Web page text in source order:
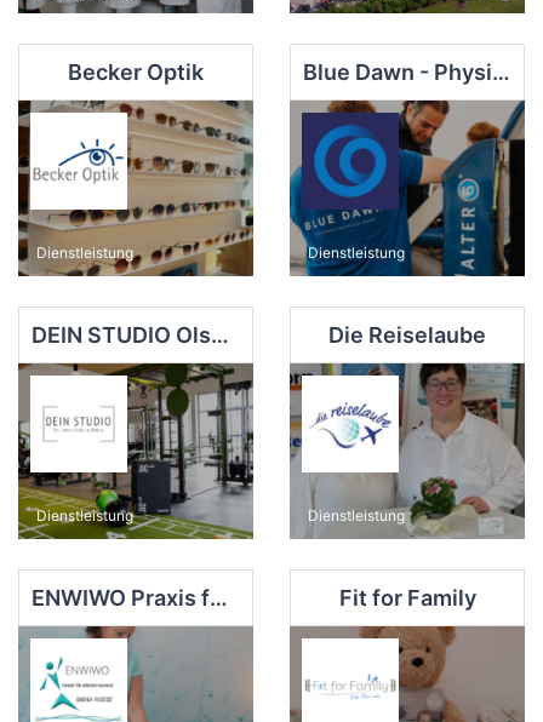
Becker Optik
Dienstleistung
Blue Dawn - Physiotherapie Meise GmbH
Dienstleistung
DEIN STUDIO Olsberg
Dienstleistung
Die Reiselaube
Dienstleistung
ENWIWO Praxis für Körpertherapie Fit for Family